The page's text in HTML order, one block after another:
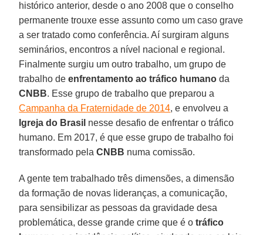
histórico anterior, desde o ano 2008 que o conselho
permanente trouxe esse assunto como um caso grave
a ser tratado como conferência. Aí surgiram alguns
seminários, encontros a nível nacional e regional.
Finalmente surgiu um outro trabalho, um grupo de
trabalho deenfrentamento ao tráfico humano da
CNBB. Esse grupo de trabalho que preparou a
Campanha da Fraternidade de 2014, e envolveu a
Igreja do Brasil nesse desafio de enfrentar o tráfico
humano. Em 2017, é que esse grupo de trabalho foi
transformado pelaCNBB numa comissão.
A gente tem trabalhado três dimensões, a dimensão
da formação de novas lideranças, a comunicação,
para sensibilizar as pessoas da gravidade desa
problemática, desse grande crime que é o tráfico